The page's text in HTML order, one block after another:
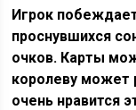
Игрок
проснувшихся
очков. Карты
королеву может
очень нравится